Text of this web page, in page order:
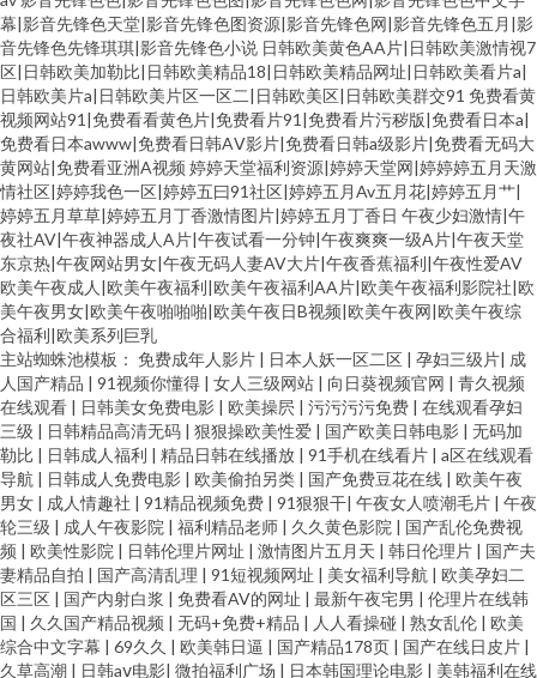
幕|影音先锋色天堂|影音先锋色图资源|影音先锋色网|影音先锋色五月|影
音先锋色先锋琪琪|影音先锋色小说 日韩欧美黄色AA片|日韩欧美激情视7
区|日韩欧美加勒比|日韩欧美精品18|日韩欧美精品网址|日韩欧美看片a|
日韩欧美片a|日韩欧美片区一区二|日韩欧美区|日韩欧美群交91 免费看黄
视频网站91|免费看看黄色片|免费看片91|免费看片污秽版|免费看日本a|
免费看日本awww|免费看日韩AⅤ影片|免费看日韩a级影片|免费看无码大
黄网站|免费看亚洲A视频 婷婷天堂福利资源|婷婷天堂网|婷婷婷五月天激
情社区|婷婷我色一区|婷婷五曰91社区|婷婷五月Av五月花|婷婷五月艹|
婷婷五月草草|婷婷五月丁香激情图片|婷婷五月丁香日 午夜少妇激情|午
夜社AV|午夜神器成人A片|午夜试看一分钟|午夜爽爽一级A片|午夜天堂
东京热|午夜网站男女|午夜无码人妻AV大片|午夜香蕉福利|午夜性爱AV
欧美午夜成人|欧美午夜福利|欧美午夜福利AA片|欧美午夜福利影院社|欧
美午夜男女|欧美午夜啪啪啪|欧美午夜日B视频|欧美午夜网|欧美午夜综
合福利|欧美系列巨乳
主站蜘蛛池模板： 免费成年人影片 | 日本人妖一区二区 | 孕妇三级片| 成
人国产精品 | 91视频你懂得 | 女人三级网站 | 向日葵视频官网 | 青久视频
在线观看 | 日韩美女免费电影 | 欧美操屄 | 污污污污免费 | 在线观看孕妇
三级 | 日韩精品高清无码 | 狠狠操欧美性爱 | 国产欧美日韩电影 | 无码加
勒比 | 日韩成人福利 | 精品日韩在线播放 | 91手机在线看片 | a区在线观看
导航 | 日韩成人免费电影 | 欧美偷拍另类 | 国产免费豆花在线 | 欧美午夜
男女 | 成人情趣社 | 91精品视频免费 | 91狠狠干| 午夜女人喷潮毛片 | 午夜
轮三级 | 成人午夜影院 | 福利精品老师 | 久久黄色影院 | 国产乱伦免费视
频 | 欧美性影院 | 日韩伦理片网址 | 激情图片五月天 | 韩日伦理片 | 国产夫
妻精品自拍 | 国产高清乱理 | 91短视频网址 | 美女福利导航 | 欧美孕妇二
区三区 | 国产内射白浆 | 免费看AV的网址 | 最新午夜宅男 | 伦理片在线韩
国 | 久久国产精品视频 | 无码+免费+精品 | 人人看操碰 | 熟女乱伦 | 欧美
综合中文字幕 | 69久久 | 欧美韩日逼 | 国产精品178页 | 国产在线日皮片 |
久草高潮 | 日韩aⅴ电影| 微拍福利广场 | 日本韩国理论电影 | 美韩福利在线